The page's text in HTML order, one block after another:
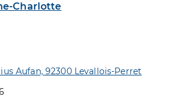
Charlottede santé
Aufan, 92300 Levallois-Perret